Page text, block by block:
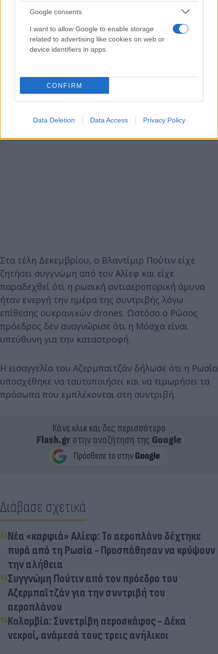
Google consents
I want to allow Google to enable storage
related to advertising like cookies on web or
device identifiers in apps.
CONFIRM
Data Deletion Data Access Privacy Policy
Στα τέλη Δεκεμβρίου, ο Βλαντίμιρ Πούτιν είχε
ζητήσει συγγνώμη από τον Αλίεφ και είχε
παραδεχθεί ότι η ρωσική αντιαεροπορική άμυνα
ήταν ενεργή την ημέρα της συντριβής λόγω
επίθεσης ουκρανικών drones. Ωστόσο ο Ρώσος
πρόεδρος δεν αναγνώρισε ότι η Μόσχα είναι
υπεύθυνη για την καταστροφή.
Η εισαγγελία του Αζερμπαϊτζάν δήλωσε ότι η Ρωσία
υποσχέθηκε να ταυτοποιήσει και να τιμωρήσει τα
πρόσωπα που εμπλέκονται στη συντριβή.
Κάνε κλικ και δες περισσότερο
Flash.grστην αναζήτηση της Google
Διάβασε σχετικά
Νέα «καρφιά» Αλίεφ: Το αεροπλάνο δέχτηκε
πυρά από τη Ρωσία - Προσπάθησαν να κρύψουν
την αλήθεια
Συγγνώμη Πούτιν από τον πρόεδρο του
Αζερμπαϊτζάν για την συντριβή του
αεροπλάνου
Κολομβία: Συνετρίβη αεροσκάφος - Δέκα
νεκροί, ανάμεσά τους τρεις ανήλικοι